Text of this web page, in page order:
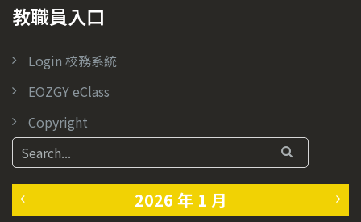
教職員入口
Login 校務系統
EOZGY eClass
Copyright
2026 年 1 月